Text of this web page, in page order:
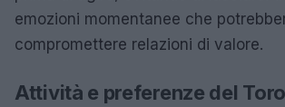
emozioni momentanee che
compromettere relazioni di valore.
Attività e preferenze del